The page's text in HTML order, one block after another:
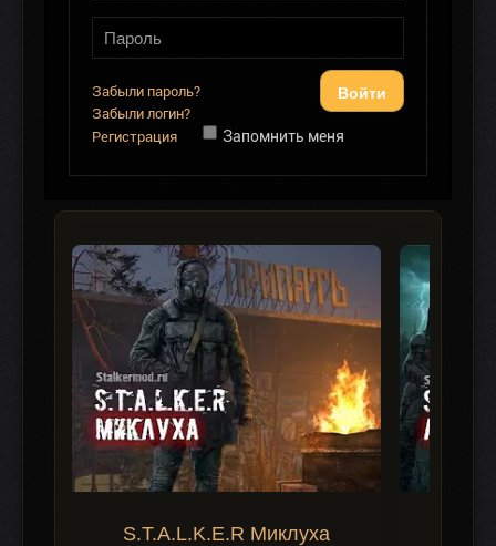
Войти
Забыли пароль?
Забыли логин?
Регистрация
Запомнить меня
S.T.A.L.K.E.R Миклуха